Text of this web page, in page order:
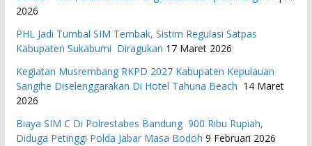
2026
PHL Jadi Tumbal SIM Tembak, Sistim Regulasi Satpas
Kabupaten Sukabumi Diragukan 17 Maret 2026
Kegiatan Musrembang RKPD 2027 ​Kabupaten Kepulauan
Sangihe Diselenggarakan Di Hotel Tahuna Beach 14 Maret
2026
Biaya SIM C Di Polrestabes Bandung 900 Ribu Rupiah,
Diduga Petinggi Polda Jabar Masa Bodoh 9 Februari 2026